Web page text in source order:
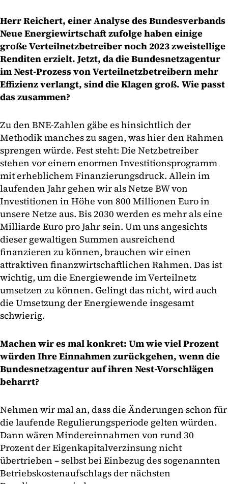
Herr Reichert, einer Analyse des Bundesverbands
Neue Energiewirtschaft zufolge haben einige
große Verteilnetzbetreiber noch 2023 zweistellige
Renditen erzielt. Jetzt, da die Bundesnetzagentur
im Nest-Prozess von Verteilnetzbetreibern mehr
Effizienz verlangt, sind die Klagen groß. Wie passt
das zusammen?
Zu den BNE-Zahlen gäbe es hinsichtlich der
Methodik manches zu sagen, was hier den Rahmen
sprengen würde. Fest steht: Die Netzbetreiber
stehen vor einem enormen Investitionsprogramm
mit erheblichem Finanzierungsdruck. Allein im
laufenden Jahr gehen wir als Netze BW von
Investitionen in Höhe von 800 Millionen Euro in
unsere Netze aus. Bis 2030 werden es mehr als eine
Milliarde Euro pro Jahr sein. Um uns angesichts
dieser gewaltigen Summen ausreichend
finanzieren zu können, brauchen wir einen
attraktiven finanzwirtschaftlichen Rahmen. Das ist
wichtig, um die Energiewende im Verteilnetz
umsetzen zu können. Gelingt das nicht, wird auch
die Umsetzung der Energiewende insgesamt
schwierig.
Machen wir es mal konkret: Um wie viel Prozent
würden Ihre Einnahmen zurückgehen, wenn die
Bundesnetzagentur auf ihren Nest-Vorschlägen
beharrt?
Nehmen wir mal an, dass die Änderungen schon für
die laufende Regulierungsperiode gelten würden.
Dann wären Mindereinnahmen von rund 30
Prozent der Eigenkapitalverzinsung nicht
übertrieben – selbst bei Einbezug des sogenannten
Betriebskostenaufschlags der nächsten